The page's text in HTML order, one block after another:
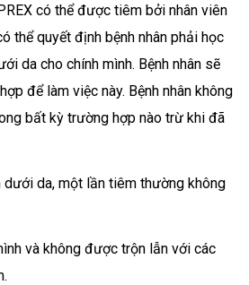
có thể được tiêm bởi nhân viên
thể quyết định bệnh nhân phải học
da cho chính mình. Bệnh nhân sẽ
để làm việc này. Bệnh nhân không
bất kỳ trường hợp nào trừ khi đã
dưới da, một lần tiêm thường không
và không được trộn lẫn với các